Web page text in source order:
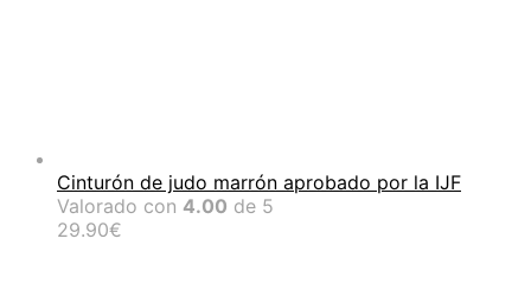
Cinturón de judo marrón aprobado por la IJF
Valorado con 4.00 de 5
29.90€